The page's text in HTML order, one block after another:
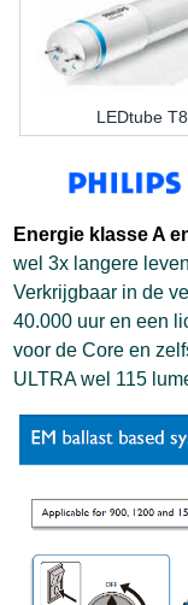
LEDtube T8
Energie klasse A
wel 3x langere
Verkrijgbaar in de
40.000 uur en een
voor de Core en
ULTRA wel 115